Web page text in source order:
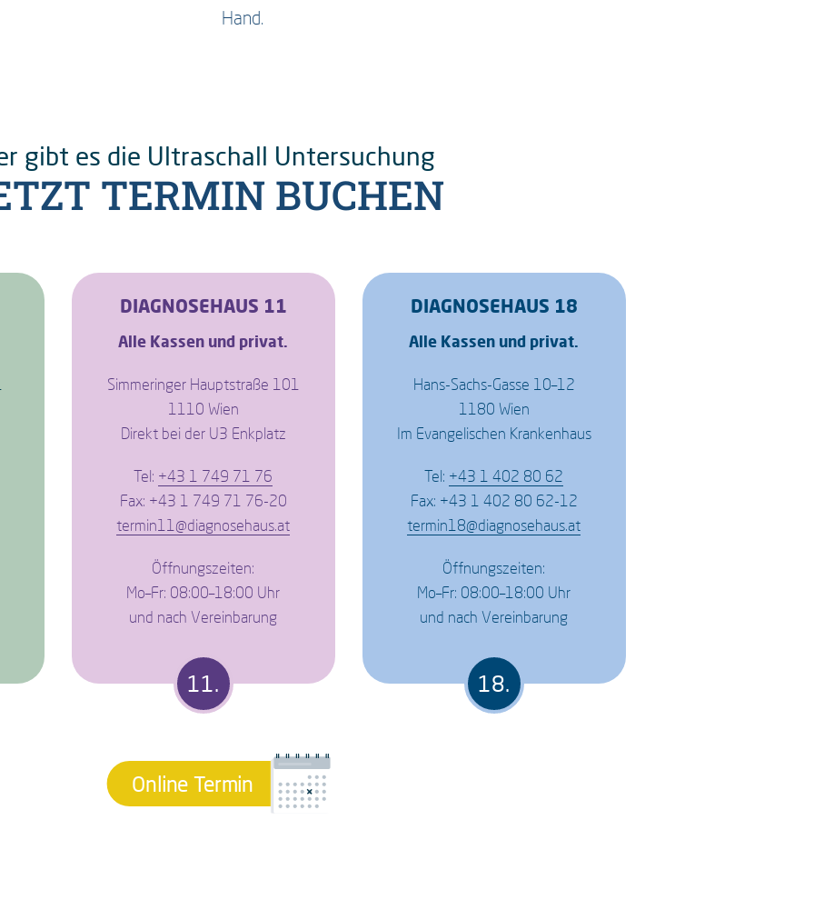
Hand.
gibt es die Ultraschall Untersuchung
TERMIN BUCHEN
DIAGNOSEHAUS 11
Alle Kassen und privat.
Simmeringer Hauptstraße 101
1110 Wien
Direkt bei der U3 Enkplatz
Tel: +43 1 749 71 76
Fax: +43 1 749 71 76-20
termin11@diagnosehaus.at
Öffnungszeiten:
Mo–Fr: 08:00–18:00 Uhr
und nach Vereinbarung
DIAGNOSEHAUS 18
Alle Kassen und privat.
Hans-Sachs-Gasse 10–12
1180 Wien
Im Evangelischen Krankenhaus
Tel: +43 1 402 80 62
Fax: +43 1 402 80 62-12
termin18@diagnosehaus.at
Öffnungszeiten:
Mo–Fr: 08:00–18:00 Uhr
und nach Vereinbarung
Online Termin